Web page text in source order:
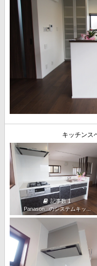
キッチンス
記事数 1
Panason...のシステムキッ...